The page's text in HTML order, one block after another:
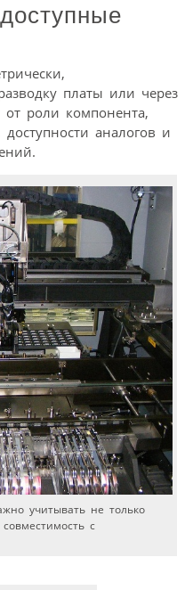
платы или через
роли компонента,
аналогов и
учитывать не только
с